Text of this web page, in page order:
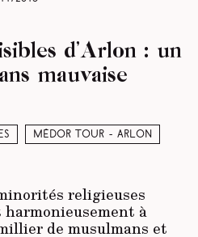
Médor Tour - Arlon
d’Arlon : un
mauvaise
religieuses
à
de musulmans et